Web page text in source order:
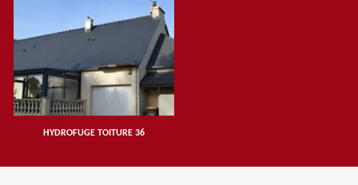
HYDROFUGE TOITURE 36